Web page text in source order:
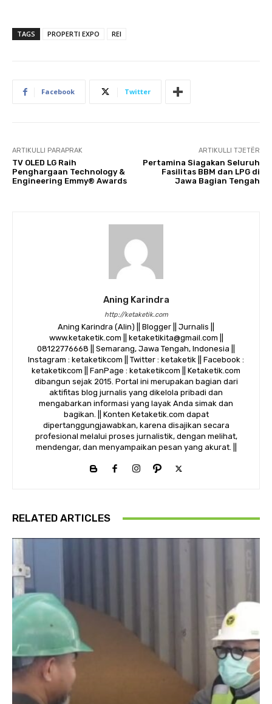
TAGS PROPERTI EXPO REI
Facebook Twitter
ARTIKULLI PARAPRAK
TV OLED LG Raih
Penghargaan Technology &
Engineering Emmy® Awards
ARTIKULLI TJETËR
Pertamina Siagakan Seluruh
Fasilitas BBM dan LPG di
Jawa Bagian Tengah
Aning Karindra
http://ketaketik.com
Aning Karindra (Alin) || Blogger || Jurnalis ||
www.ketaketik.com || ketaketikita@gmail.com ||
08122776668 || Semarang, Jawa Tengah, Indonesia ||
Instagram : ketaketikcom || Twitter : ketaketik || Facebook :
ketaketikcom || FanPage : ketaketikcom || Ketaketik.com
dibangun sejak 2015. Portal ini merupakan bagian dari
aktifitas blog jurnalis yang dikelola pribadi dan
mengabarkan informasi yang layak Anda simak dan
bagikan. || Konten Ketaketik.com dapat
dipertanggungjawabkan, karena disajikan secara
profesional melalui proses jurnalistik, dengan melihat,
mendengar, dan menyampaikan pesan yang akurat. ||
RELATED ARTICLES